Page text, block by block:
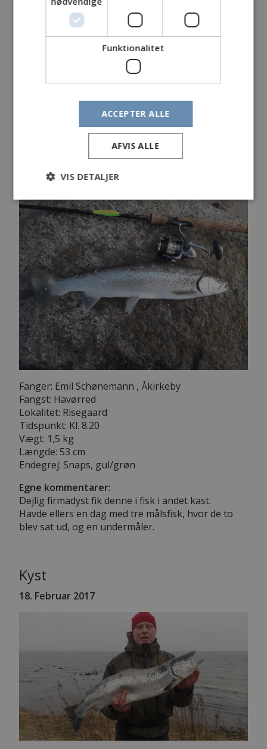
31. marts 2019
Fanger: Emil Schønemann , Åkirkeby
Fangst: Havørred
Lokalitet: Risegaard
Tidspunkt: Kl. 8.20
Vægt: 1,5 kg
Længde: 53 cm
Endegrej: Snaps, gul/grøn
Egne kommentarer:
Dejlig firmadyst fik denne i fisk i andet kast.
Havde ellers en dag med tre målsfisk, hvor de to
blev sat ud, og en undermåler.
Kyst
18. Februar 2017
Funktionalitet
ACCEPTER ALLE
AFVIS ALLE
VIS DETALJER